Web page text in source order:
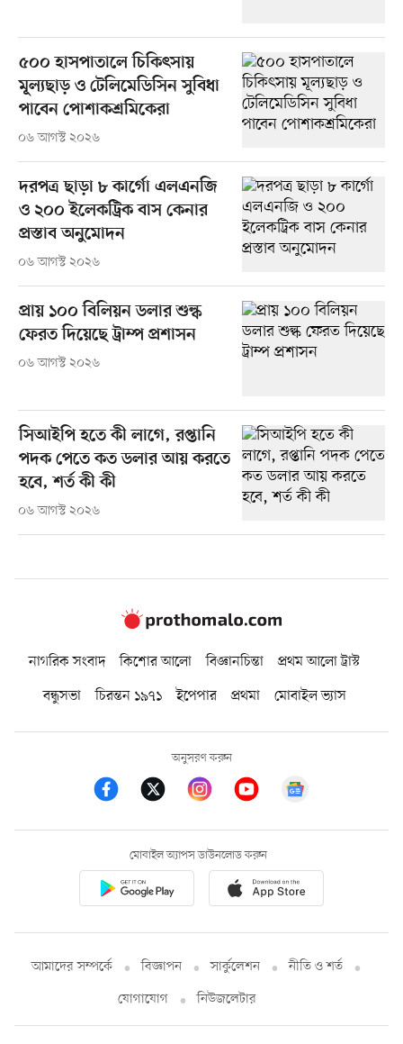
৫০০ হাসপাতালে চিকিৎসায়
মূল্যছাড় ও টেলিমেডিসিন সুবিধা
পাবেন পোশাকশ্রমিকেরা
০৬ আগস্ট ২০২৬
দরপত্র ছাড়া ৮ কার্গো এলএনজি
ও ২০০ ইলেকট্রিক বাস কেনার
প্রস্তাব অনুমোদন
০৬ আগস্ট ২০২৬
প্রায় ১০০ বিলিয়ন ডলার শুল্ক
ফেরত দিয়েছে ট্রাম্প প্রশাসন
০৬ আগস্ট ২০২৬
সিআইপি হতে কী লাগে, রপ্তানি
পদক পেতে কত ডলার আয় করতে
হবে, শর্ত কী কী
০৬ আগস্ট ২০২৬
নাগরিক সংবাদ কিশোর আলো বিজ্ঞানচিন্তা
প্রথম আলো ট্রাস্ট
বন্ধুসভা
চিরন্তন ১৯৭১ ইপেপার প্রথমা মোবাইল ভ্যাস
অনুসরণ করুন
মোবাইল অ্যাপস ডাউনলোড করুন
আমাদের সম্পর্কে বিজ্ঞাপন সার্কুলেশন
নীতি ও শর্ত
যোগাযোগ
নিউজলেটার